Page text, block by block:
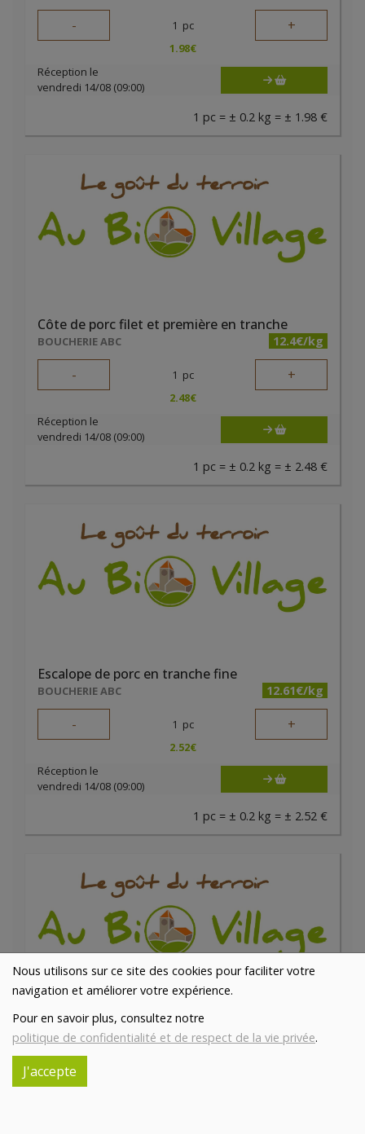
Nous utilisons sur ce site des cookies pour faciliter votre
navigation et améliorer votre expérience.
Pour en savoir plus, consultez notre
politique de confidentialité et de respect de la vie privée.
J'accepte
- 1 pc +
1.98€
Réception le
vendredi 14/08 (09:00)
1 pc = ± 0.2 kg = ± 1.98 €
Côte de porc filet et première en tranche
BOUCHERIE ABC 12.4€/kg
- 1 pc +
2.48€
Réception le
vendredi 14/08 (09:00)
1 pc = ± 0.2 kg = ± 2.48 €
Escalope de porc en tranche fine
BOUCHERIE ABC 12.61€/kg
- 1 pc +
2.52€
Réception le
vendredi 14/08 (09:00)
1 pc = ± 0.2 kg = ± 2.52 €
Filet pur de porc
BOUCHERIE ABC 19.22€/kg
-